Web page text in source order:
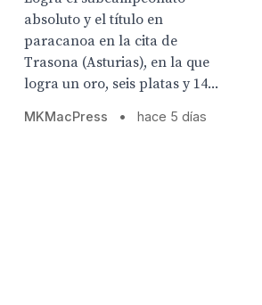
absoluto y el título en
paracanoa en la cita de
Trasona (Asturias), en la que
logra un oro, seis platas y 14...
MKMacPress • hace 5 días